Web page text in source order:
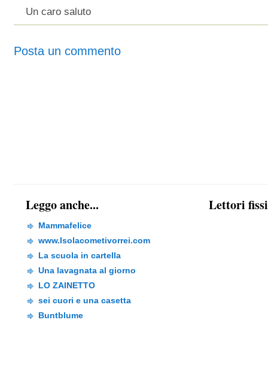
Un caro saluto
Posta un commento
Leggo anche...
Mammafelice
www.Isolacometivorrei.com
La scuola in cartella
Una lavagnata al giorno
LO ZAINETTO
sei cuori e una casetta
Buntblume
Lettori fissi